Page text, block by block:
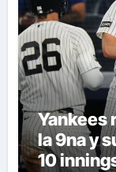
Yankees
la 9na y
10